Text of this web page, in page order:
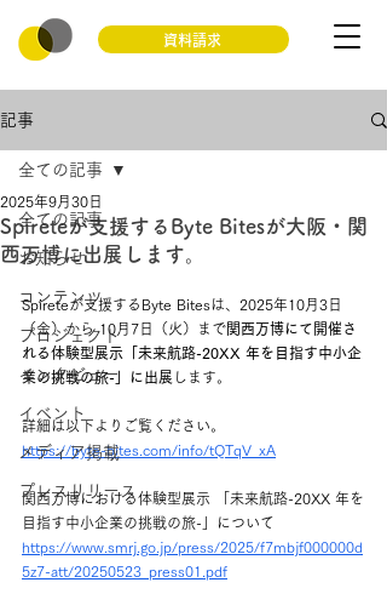
資料請求
記事
全ての記事
お知らせ
コンテンツ
プロジェクト
インタビュー
イベント
メディア掲載
プレスリリース
全ての記事
Spireteが支援するByte Bitesが大阪・関
西万博に出展します。
2025年9月30日
Spireteが支援するByte Bitesは、2025年10月3日
（金）から 10月7日（火）まで関西万博にて開催さ
れる体験型展示「未来航路-20XX 年を目指す中小企
業の挑戦の旅-」に出展 します。
詳細は以下よりご覧ください。
https://byte-bites.com/info/tQTqV_xA
関西万博における体験型展示 「未来航路-20XX 年を
目指す中小企業の挑戦の旅-」について
https://www.smrj.go.jp/press/2025/f7mbjf000000d
5z7-att/20250523_press01.pdf